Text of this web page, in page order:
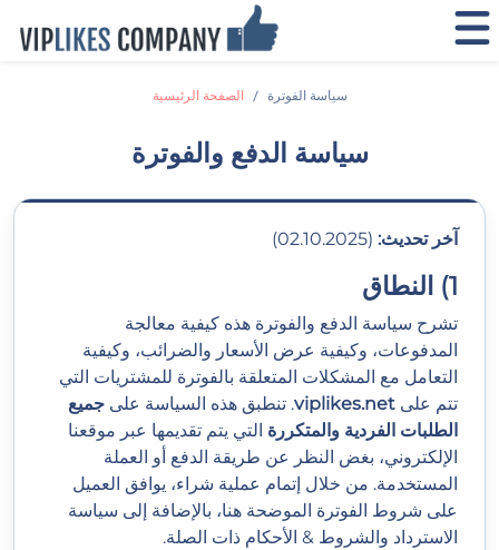
الصفحة الرئيسية سياسة الفوترة
سياسة الدفع والفوترة
آخر تحديث: (02.10.2025)
1) النطاق
تشرح سياسة الدفع والفوترة هذه كيفية معالجة
المدفوعات، وكيفية عرض الأسعار والضرائب، وكيفية
التعامل مع المشكلات المتعلقة بالفوترة للمشتريات التي
تتم على viplikes.net. تنطبق هذه السياسة على جميع
الطلبات الفردية والمتكررة التي يتم تقديمها عبر موقعنا
الإلكتروني، بغض النظر عن طريقة الدفع أو العملة
المستخدمة. من خلال إتمام عملية شراء، يوافق العميل
على شروط الفوترة الموضحة هنا، بالإضافة إلى سياسة
الاسترداد والشروط & الأحكام ذات الصلة.